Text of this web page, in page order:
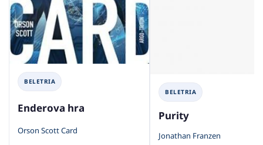
BELETRIA
Enderova hra
Orson Scott Card
BELETRIA
Purity
Jonathan Franzen